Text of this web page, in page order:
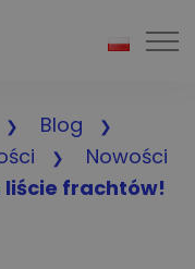
Blog
Nowości
liście frachtów!